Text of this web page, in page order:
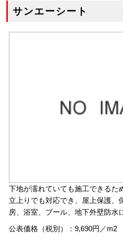
サンエーシート
下地が濡れていても施工できるた
立上りでも対応でき、屋上保護、
房、浴室、プール、地下外壁防水
公表価格（税別）：9,690円／m2